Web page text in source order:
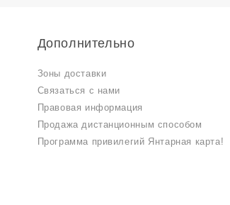
Дополнительно
Зоны доставки
Связаться с нами
Правовая информация
Продажа дистанционным способом
Программа привилегий Янтарная карта!